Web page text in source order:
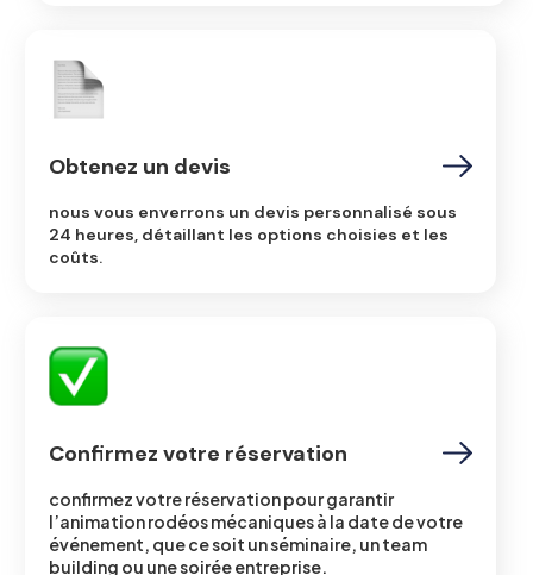
Obtenez un devis
nous vous enverrons un devis personnalisé sous
24 heures, détaillant les options choisies et les
coûts.
Confirmez votre réservation
confirmez votre réservation pour garantir
l’animation rodéos mécaniques à la date de votre
événement, que ce soit un séminaire, un team
building ou une soirée entreprise.